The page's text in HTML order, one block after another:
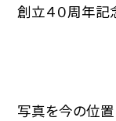
創立４０周年
写真を今の位